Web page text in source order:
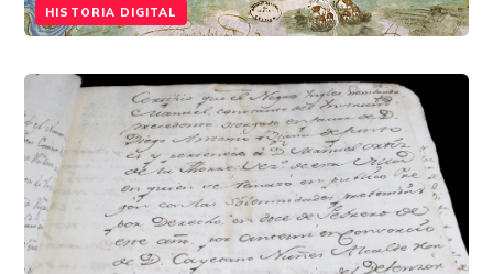
HISTORIA DIGITAL